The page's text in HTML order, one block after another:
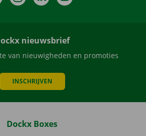
nieuwsbrief
van nieuwigheden en promoties
INSCHRIJVEN
Dockx Boxes